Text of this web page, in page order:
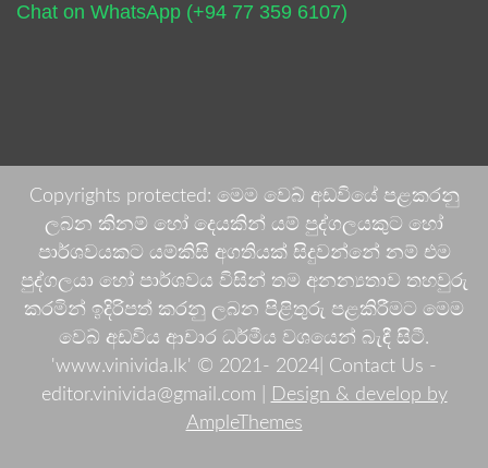
Chat on WhatsApp (+94 77 359 6107)
Copyrights protected: මෙම වෙබ් අඩවියේ පළකරනු
ලබන කිනම් හෝ දෙයකින් යම් පුද්ගලයකුට හෝ
පාර්ශවයකට යම්කිසි අගතියක් සිදුවන්නේ නම් එම
පුද්ගලයා හෝ පාර්ශවය විසින් තම අනන්‍යතාව තහවුරු
කරමින් ඉදිරිපත් කරනු ලබන පිළිතුරු පළකිරීමට මෙම
වෙබ් අඩවිය ආචාර ධර්මීය වශයෙන් බැඳී සිටී.
'www.vinivida.lk' © 2021- 2024| Contact Us -
editor.vinivida@gmail.com |
Design & develop by
AmpleThemes